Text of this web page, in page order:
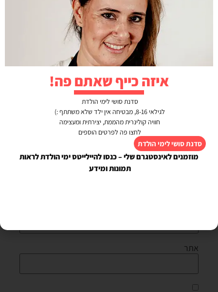
האימייל לא יוצג באתר.שדות החובה מסומנים
התגובה שלך*
אתר
איזה כייף שאתם פה!
סדנת סושי לימי הולדת
לגילאי 8-16, מבטיחה אין ילד שלא משתתף :)
חוויה קולינרית מהממת, יצירתית ומעצימה
לחצו פה לפרטים הוספים
סדנת סושי לימי הולדת
מוזמנים לאינסטגרם שלי – כנסו להיילייטס ימי הולדת לראות
תמונות ומידע